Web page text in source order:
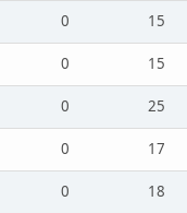
0
15
0
15
0
25
0
17
0
18